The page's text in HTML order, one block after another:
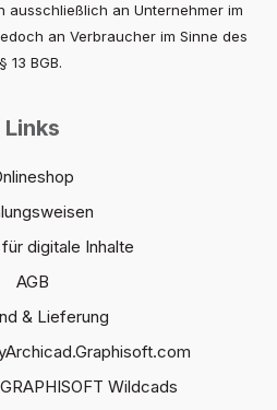
ausschließlich an Unternehmer im
an Verbraucher im Sinne des
§ 13 BGB.
Links
digitale Inhalte
AGB
& Lieferung
Wildcads